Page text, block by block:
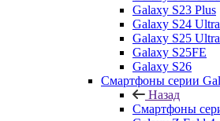
Galaxy S23 Plus
Galaxy S24 Ultra
Galaxy S25 Ultra
Galaxy S25FE
Galaxy S26
Смартфоны серии
Назад
Смартфоны